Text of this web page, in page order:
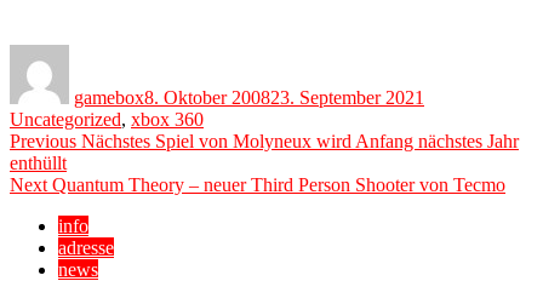
gamebox8. Oktober 200823. September 2021
Uncategorized, xbox 360
Beitragsnavigation
Previous Previous
Nächstes Spiel von Molyneux wird Anfang nächstes Jahr
enthüllt
Next Next
Quantum Theory – neuer Third Person Shooter von Tecmo
info
adresse
news